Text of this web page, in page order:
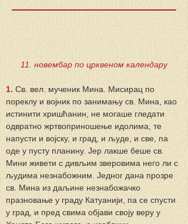
11. новембар по црквеном календару
1. Св. вел. мученик Мина. Мисирац по
пореклу и војник по занимању св. Мина, као
истинити хришћанин, не могаше гледати
одвратно жртвоприношење идолима, те
напусти и војску, и град, и људе, и све, па
оде у пусту планину. Јер лакше беше св.
Мини живети с дивљим зверовима него ли с
људима незнабожним. Једног дана прозре
св. Мина из даљине незнабожачко
празновање у граду Катуанији, па се спусти
у град, и пред свима објави своју веру у